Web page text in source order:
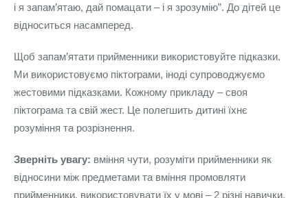
і я запам’ятаю, дай помацати – і я зрозумію”. До дітей це
відноситься насамперед.
Щоб запам’ятати прийменники використовуйте підказки.
Ми використовуємо піктограми, іноді супроводжуємо
жестовими підказками. Кожному прикладу – своя
піктограма та свій жест. Це полегшить дитині їхнє
розуміння та розрізнення.
Зверніть увагу: вміння чути, розуміти прийменники як
відносини між предметами та вміння промовляти
прийменники, використовувати їх у мові – 2 різні навички,